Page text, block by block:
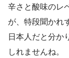
辛さと酸味のレ
が、特段聞かれ
日本人だと分か
しれませんね。